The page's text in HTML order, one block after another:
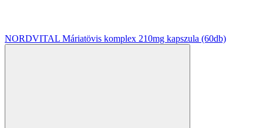
NORDVITAL Máriatövis komplex 210mg kapszula (60db)